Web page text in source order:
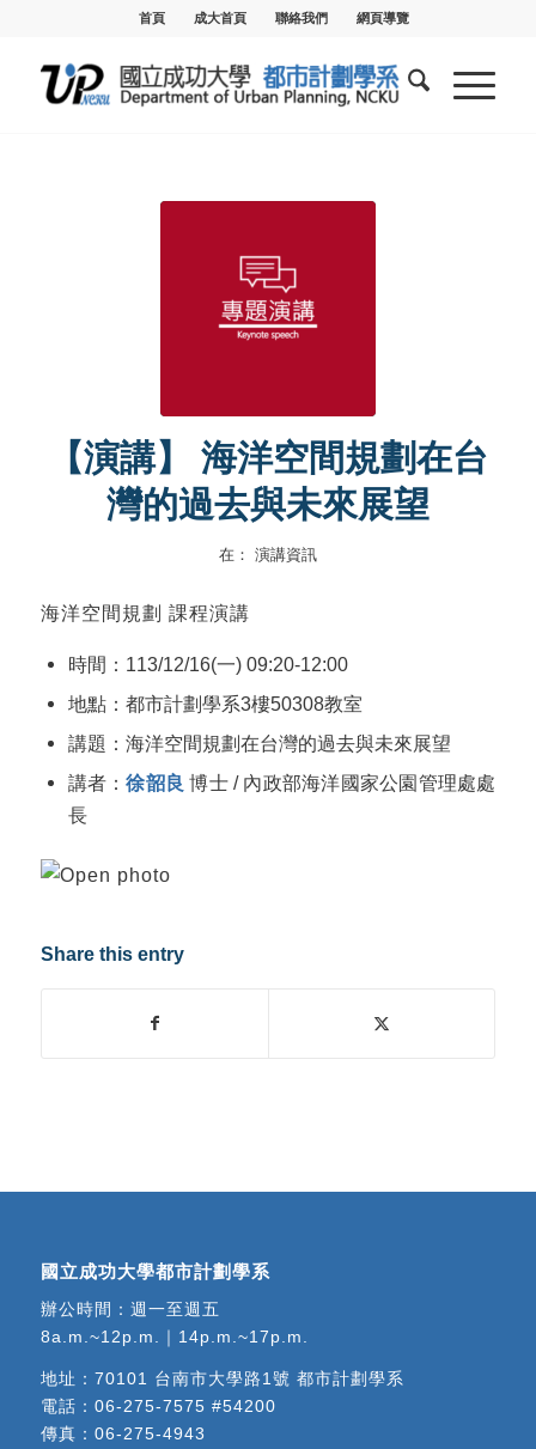
首頁 成大首頁 聯絡我們 網頁導覽
【演講】 海洋空間規劃在台
灣的過去與未來展望
在： 演講資訊
海洋空間規劃 課程演講
時間：113/12/16(一) 09:20-12:00
地點：都市計劃學系3樓50308教室
講題：海洋空間規劃在台灣的過去與未來展望
講者：徐韶良 博士 / 內政部海洋國家公園管理處處
長
Share this entry
國立成功大學都市計劃學系
辦公時間：週一至週五
8a.m.~12p.m.｜14p.m.~17p.m.
地址： 70101 台南市大學路1號 都市計劃學系
電話： 06-275-7575 #54200
傳真：06-275-4943